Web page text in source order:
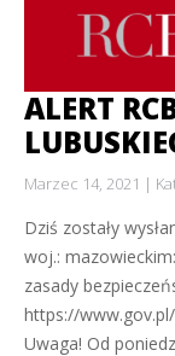
ALERT
Marzec 14, 2021
Dziś zostały
woj.:
zasady
https://
Uwaga! Od